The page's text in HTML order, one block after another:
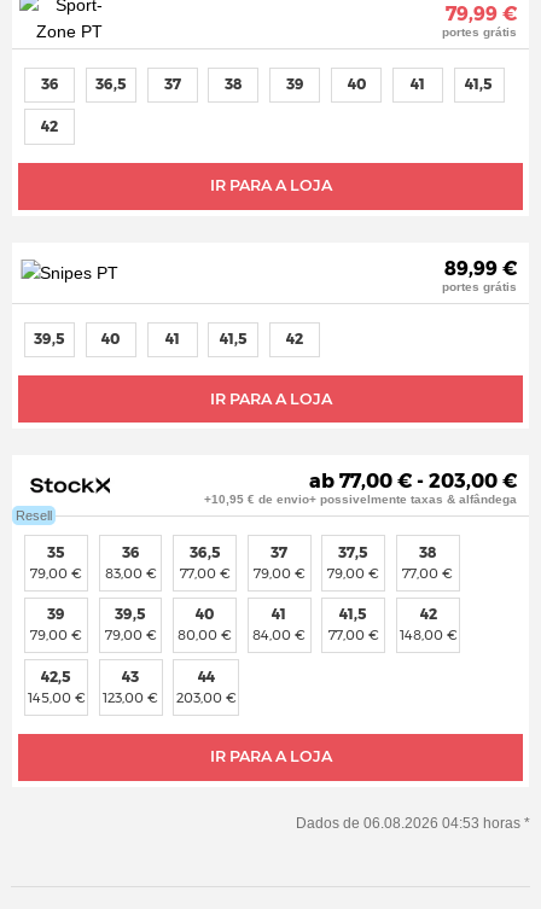
79,99 €
portes grátis
IR PARA A LOJA
36 36,5 37 38 39 40 41 41,5
42
89,99 €
portes grátis
IR PARA A LOJA
39,5 40 41 41,5 42
Resell
ab 77,00 € - 203,00 €
+10,95 € de envio+ possivelmente taxas & alfândega
IR PARA A LOJA
35
79,00 €
36
83,00 €
36,5
77,00 €
37
79,00 €
37,5
79,00 €
38
77,00 €
39
79,00 €
39,5
79,00 €
40
80,00 €
41
84,00 €
41,5
77,00 €
42
148,00 €
42,5
145,00 €
43
123,00 €
44
203,00 €
Dados de 06.08.2026 04:53 horas *